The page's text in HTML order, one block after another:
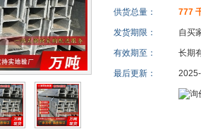
供货总量： 777
发货期限： 自买
有效期至： 长期
最后更新：